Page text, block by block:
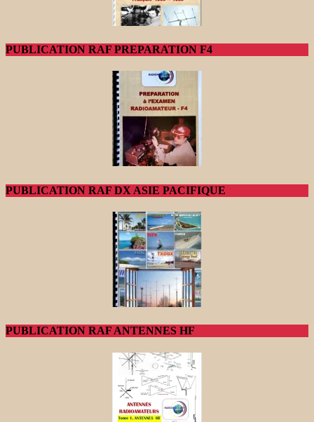
PUBLICATION RAF PREPARATION F4
PUBLICATION RAF DX ASIE PACIFIQUE
PUBLICATION RAF ANTENNES HF